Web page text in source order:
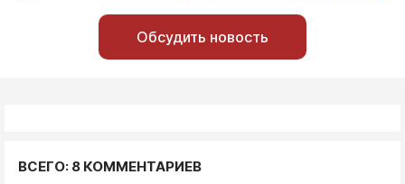
Обсудить новость
ВСЕГО: 8 КОММЕНТАРИЕВ